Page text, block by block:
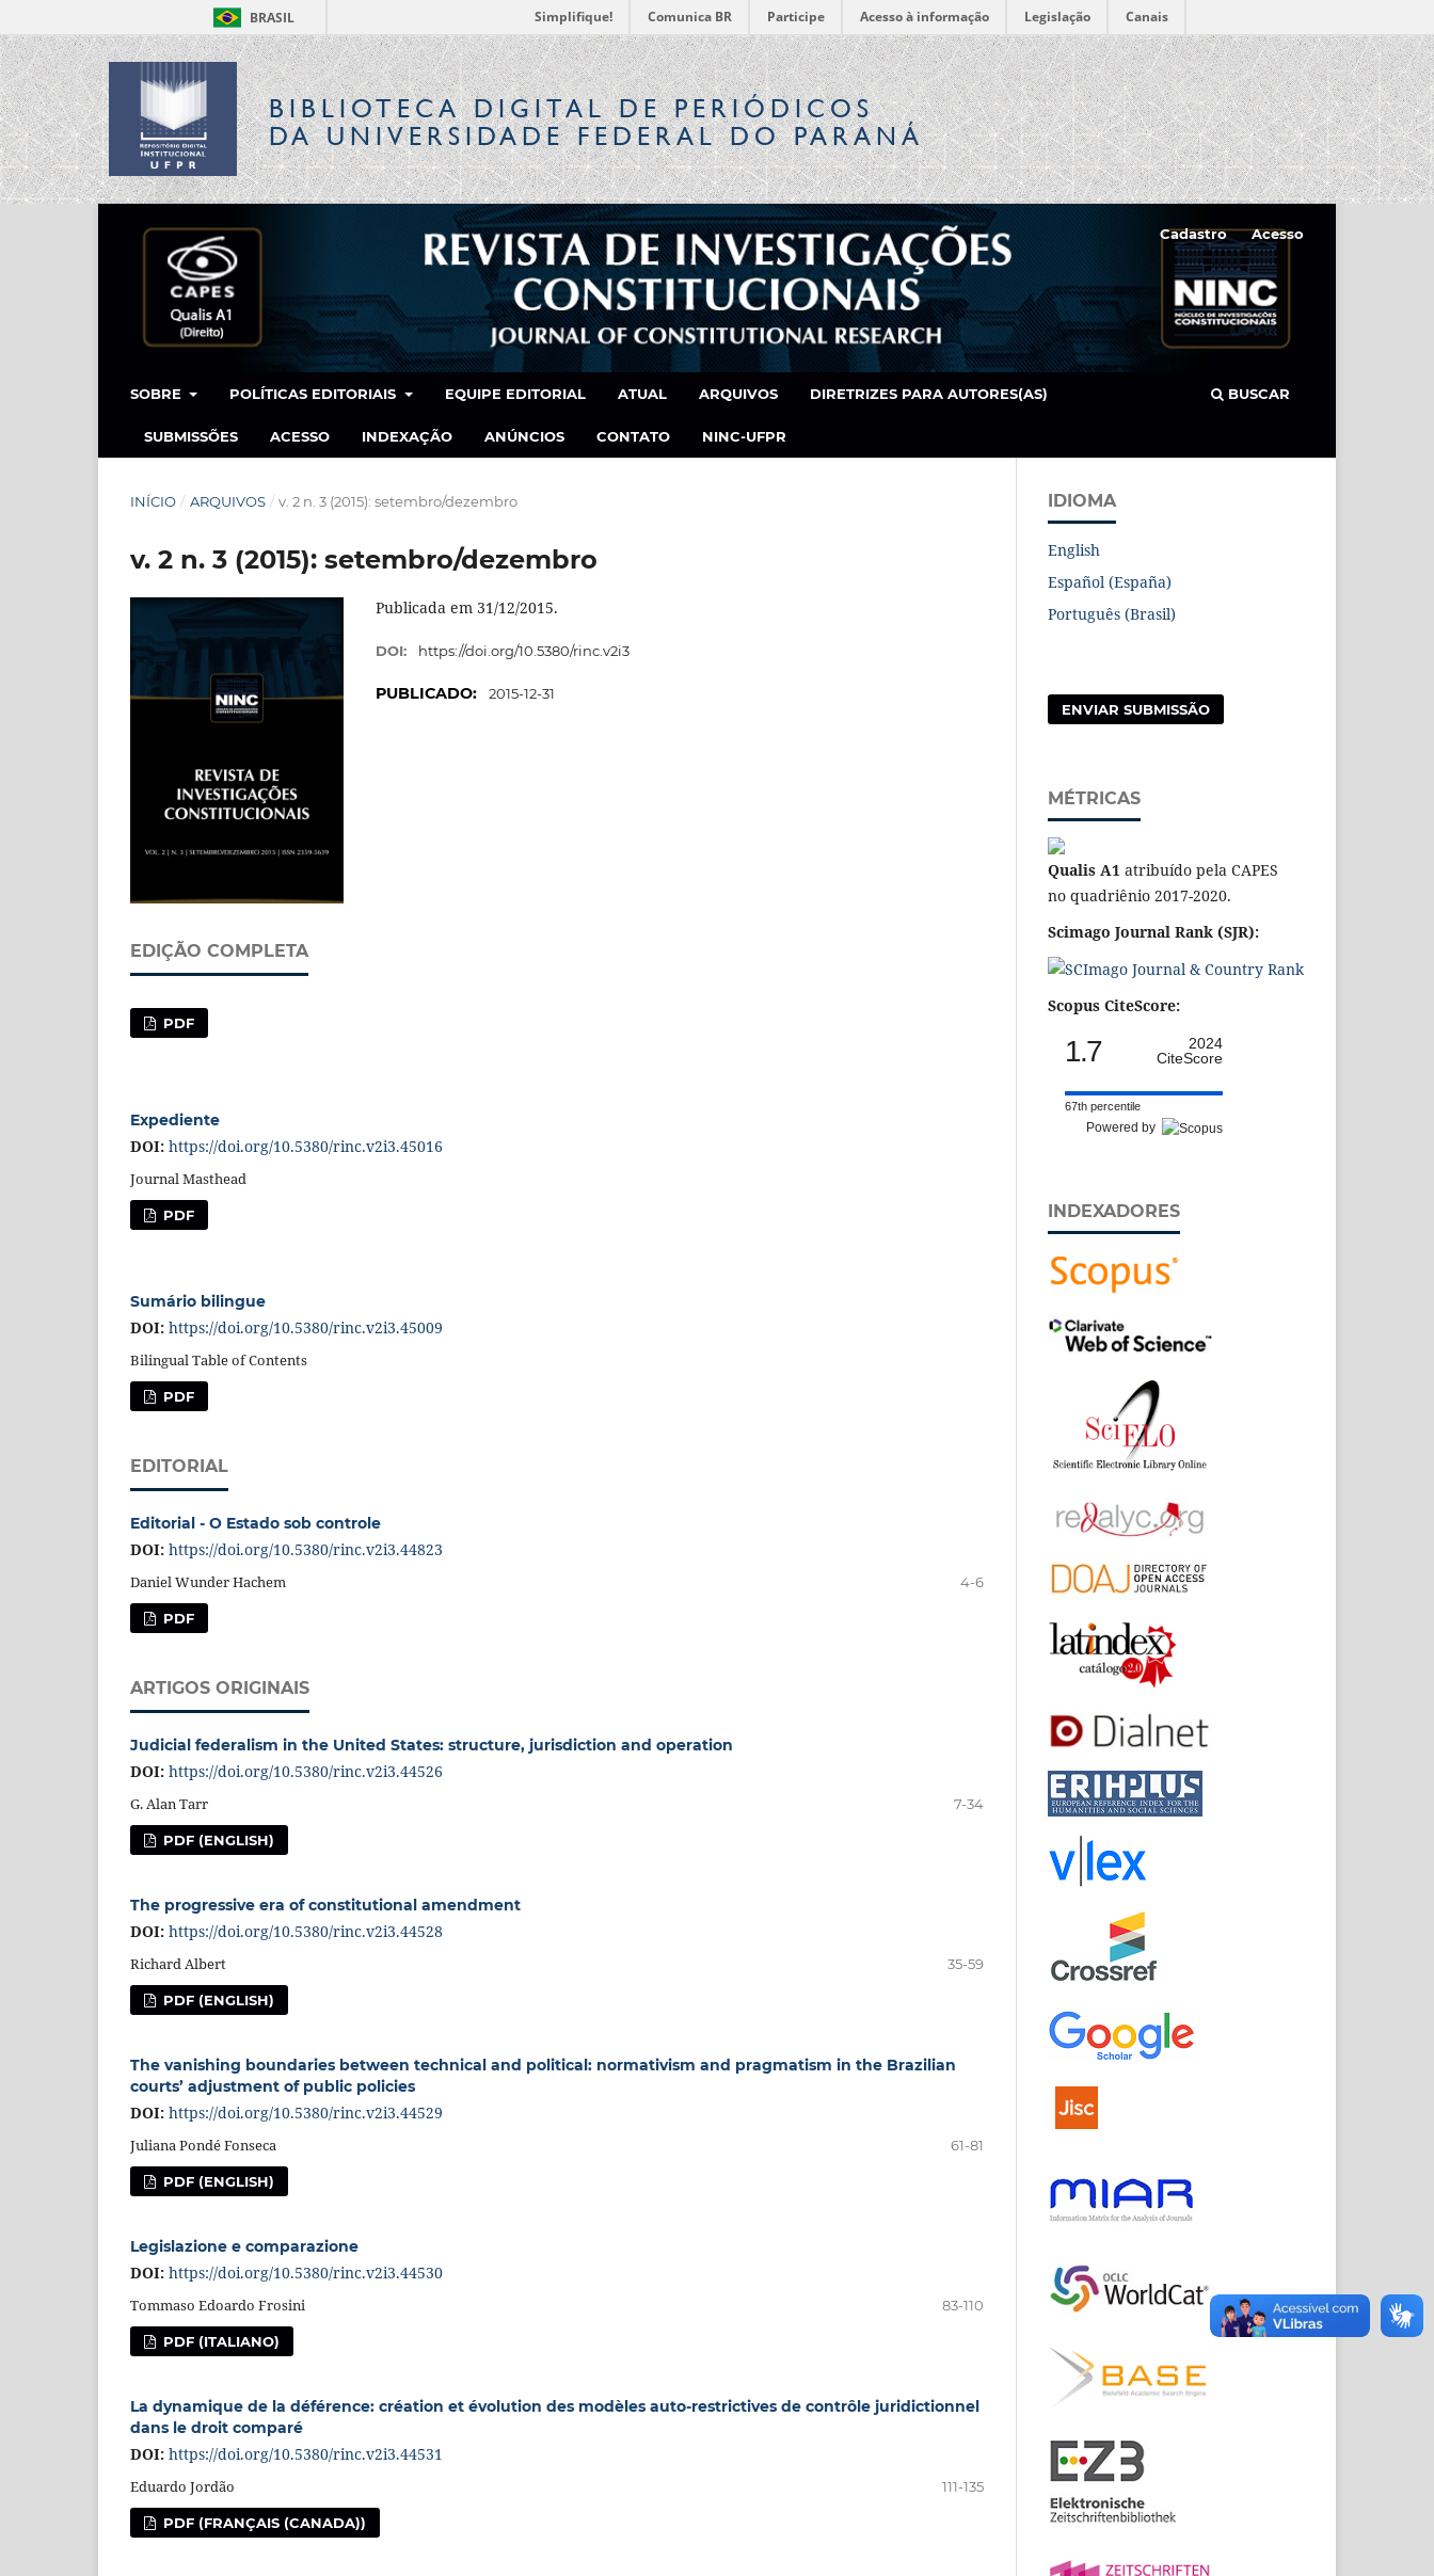
BRASIL Simplifique! Comunica BR Participe Acesso à informação Legislação Canais
BIBLIOTECA DIGITALDE PERIÓDICOS
DA UNIVERSIDADE FEDERAL DO PARANÁ
SOBRE POLÍTICAS EDITORIAIS EQUIPE EDITORIAL ATUAL ARQUIVOS DIRETRIZES PARA AUTORES(AS)
SUBMISSÕES ACESSO INDEXAÇÃO ANÚNCIOS CONTATO NINC-UFPR
BUSCAR
Cadastro Acesso
INÍCIO / ARQUIVOS / v. 2 n. 3 (2015): setembro/dezembro
v. 2 n. 3 (2015): setembro/dezembro
Publicada em 31/12/2015.
DOI: https://doi.org/10.5380/rinc.v2i3
PUBLICADO: 2015-12-31
EDIÇÃO COMPLETA
PDF
Expediente
DOI: https://doi.org/10.5380/rinc.v2i3.45016
Journal Masthead
PDF
Sumário bilingue
DOI: https://doi.org/10.5380/rinc.v2i3.45009
Bilingual Table of Contents
PDF
EDITORIAL
Editorial - O Estado sob controle
DOI: https://doi.org/10.5380/rinc.v2i3.44823
Daniel Wunder Hachem 4-6
PDF
ARTIGOS ORIGINAIS
Judicial federalism in the United States: structure, jurisdiction and operation
DOI: https://doi.org/10.5380/rinc.v2i3.44526
G. Alan Tarr 7-34
PDF (ENGLISH)
The progressive era of constitutional amendment
DOI: https://doi.org/10.5380/rinc.v2i3.44528
Richard Albert 35-59
PDF (ENGLISH)
The vanishing boundaries between technical and political: normativism and pragmatism in the Brazilian
courts’ adjustment of public policies
DOI: https://doi.org/10.5380/rinc.v2i3.44529
Juliana Pondé Fonseca 61-81
PDF (ENGLISH)
Legislazione e comparazione
DOI: https://doi.org/10.5380/rinc.v2i3.44530
Tommaso Edoardo Frosini 83-110
PDF (ITALIANO)
La dynamique de la déférence: création et évolution des modèles auto-restrictives de contrôle juridictionnel
dans le droit comparé
DOI: https://doi.org/10.5380/rinc.v2i3.44531
Eduardo Jordão 111-135
PDF (FRANÇAIS (CANADA))
IDIOMA
English
Español (España)
Português (Brasil)
ENVIAR SUBMISSÃO
MÉTRICAS
Qualis A1 atribuído pela CAPES
no quadriênio 2017-2020.
Scimago Journal Rank (SJR):
Scopus CiteScore:
1.7
2024
CiteScore
67th percentile
Powered by
INDEXADORES